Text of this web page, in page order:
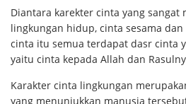
Diantara karekter cinta yang sangat
lingkungan hidup, cinta sesama
cinta itu semua terdapat dasr cinta
yaitu cinta kepada Allah dan
Karakter cinta lingkungan
yang menunjukkan manusia